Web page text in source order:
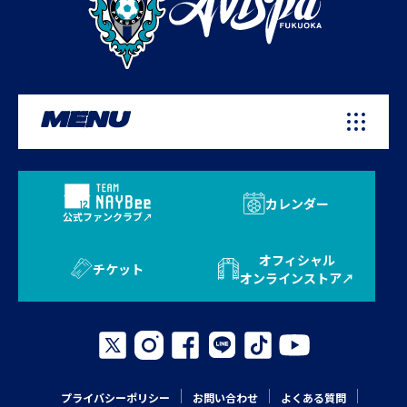
MENU
公式ファンクラブ
カレンダー
チケット
オフィシャル
オンラインストア
プライバシーポリシー お問い合わせ
よくある質問